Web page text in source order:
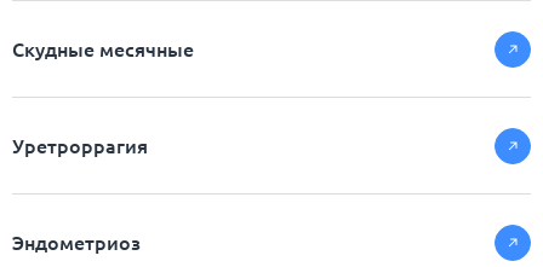
Скудные месячные
Уретроррагия
Эндометриоз